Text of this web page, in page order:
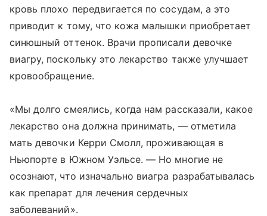
кровь плохо передвигается по сосудам, а это
приводит к тому, что кожа малышки приобретает
синюшный оттенок. Врачи прописали девочке
виагру, поскольку это лекарство также улучшает
кровообращение.
«Мы долго смеялись, когда нам рассказали, какое
лекарство она должна принимать, — отметила
мать девочки Керри Смолл, проживающая в
Ньюпорте в Южном Уэльсе. — Но многие не
осознают, что изначально виагра разрабатывалась
как препарат для лечения сердечных
заболеваний».